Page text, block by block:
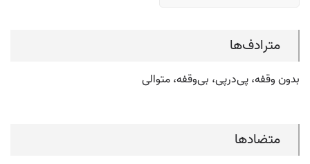
مترادف‌ها
بدون وقفه، پی‌درپی، بی‌وقفه، متوالی
متضادها